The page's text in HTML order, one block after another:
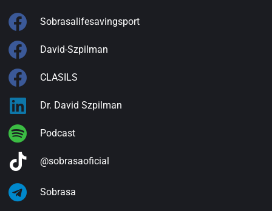
Sobrasalifesavingsport
David-Szpilman
CLASILS
Dr. David Szpilman
Podcast
@sobrasaoficial
Sobrasa